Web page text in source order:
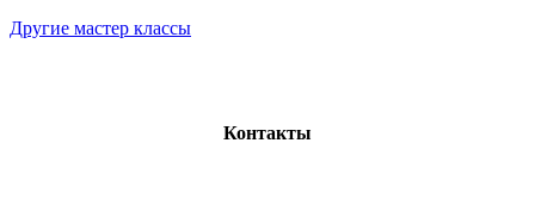
Другие мастер классы
Контакты